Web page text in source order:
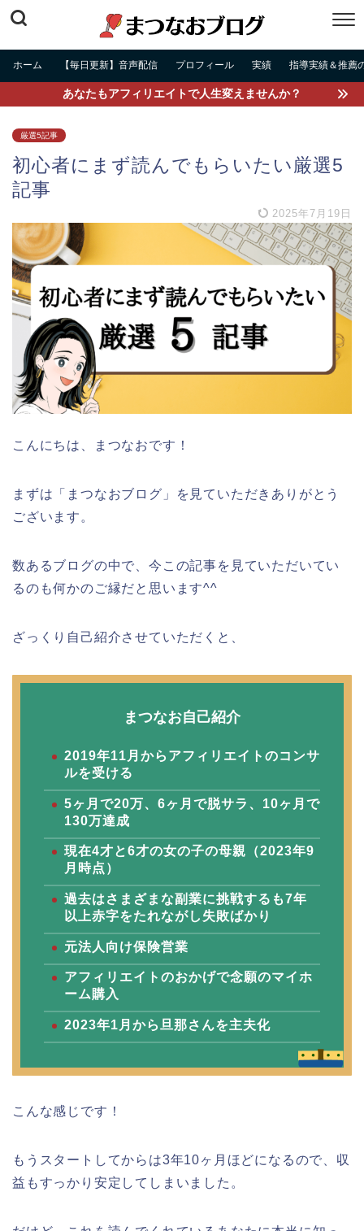
ホーム 【毎日更新】音声配信 プロフィール 実績 指導実績＆推薦
あなたもアフィリエイトで人生変えませんか？
厳選5記事
初心者にまず読んでもらいたい厳選5
記事
2025年7月19日
こんにちは、まつなおです！
まずは「まつなおブログ」を見ていただきありがとう
ございます。
数あるブログの中で、今この記事を見ていただいてい
るのも何かのご縁だと思います^^
ざっくり自己紹介させていただくと、
まつなお自己紹介
2019年11月からアフィリエイトのコンサ
ルを受ける
5ヶ月で20万、6ヶ月で脱サラ、10ヶ月で
130万達成
現在4才と6才の女の子の母親（2023年9
月時点）
過去はさまざまな副業に挑戦するも7年
以上赤字をたれながし失敗ばかり
元法人向け保険営業
アフィリエイトのおかげで念願のマイホ
ーム購入
2023年1月から旦那さんを主夫化
こんな感じです！
もうスタートしてからは3年10ヶ月ほどになるので、収
益もすっかり安定してしまいました。